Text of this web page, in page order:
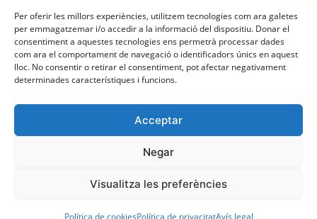
Per oferir les millors experiències, utilitzem tecnologies com ara galetes
per emmagatzemar i/o accedir a la informació del dispositiu. Donar el
consentiment a aquestes tecnologies ens permetrà processar dades
com ara el comportament de navegació o identificadors únics en aquest
lloc. No consentir o retirar el consentiment, pot afectar negativament
determinades característiques i funcions.
Acceptar
Negar
Visualitza les preferències
Política de cookiesPolítica de privacitatAvís legal
plataforma
integrada per
entitats
catalanes que
organitzen
camps
© Coordinadora d’Organitzadors de Camps de Treball internacionals de